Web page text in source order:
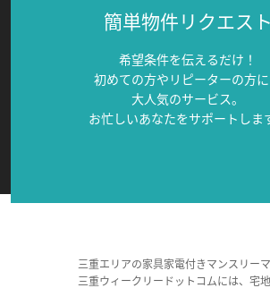
簡単物件リクエスト
希望条件を伝えるだけ！
初めての方やリピーターの方
大人気のサービス。
お忙しいあなたをサポートしま
三重エリアの家具家電付きマンスリー
三重ウィークリードットコムには、宅